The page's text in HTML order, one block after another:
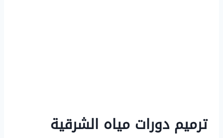
ترميم دورات مياه الشرقية